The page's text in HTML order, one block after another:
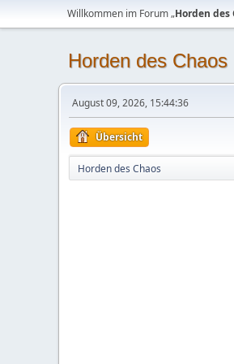
Willkommen im Forum „Horden des
Horden des Chaos
August 09, 2026, 15:44:36
Übersicht
Horden des Chaos